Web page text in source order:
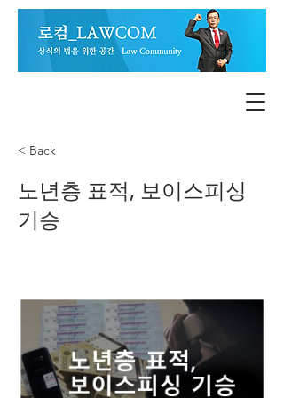
< Back
노년층 표적, 보이스피싱
기승